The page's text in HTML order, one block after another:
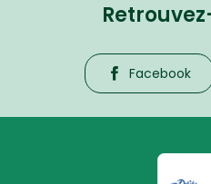
Facebook